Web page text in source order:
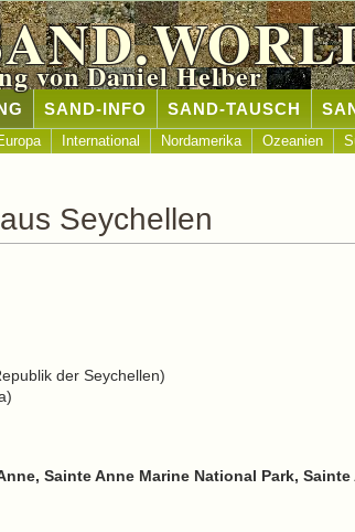
von Daniel Helber
SAND-INFO SAND-TAUSCH
International Nordamerika Ozeanien
Seychellen
der Seychellen)
Sainte Anne Marine National Park,